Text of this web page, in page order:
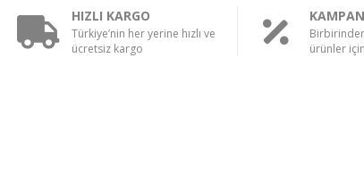
HIZLI KARGO
Türkiye’nin her yerine hızlı ve
ücretsiz kargo
ürünler